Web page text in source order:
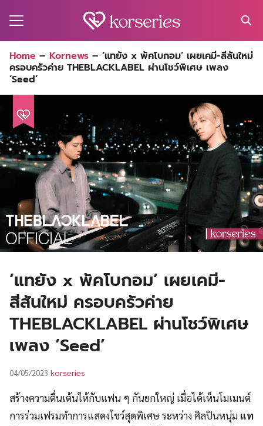
for:
Home – Kornews – ‘แทยัง x พัคโบกอม’ เผยเคมี-สีสันใหม่
ครอบครัวค่าย THEBLACKLABEL ผ่านโชว์พิเศษ เพลง
‘Seed’
‘แทยัง x พัคโบกอม’ เผยเคมี-
สีสันใหม่ ครอบครัวค่าย
THEBLACKLABEL ผ่านโชว์พิเศษ
เพลง ‘Seed’
04/05/2023 korseries
สร้างความตื่นเต้นให้กับแฟน ๆ กันยกใหญ่ เมื่อได้เห็นโมเมนต์
การร่วมเฟรมทำการแสดงโชว์สุดพิเศษ ระหว่าง ศิลปินหนุ่ม แท